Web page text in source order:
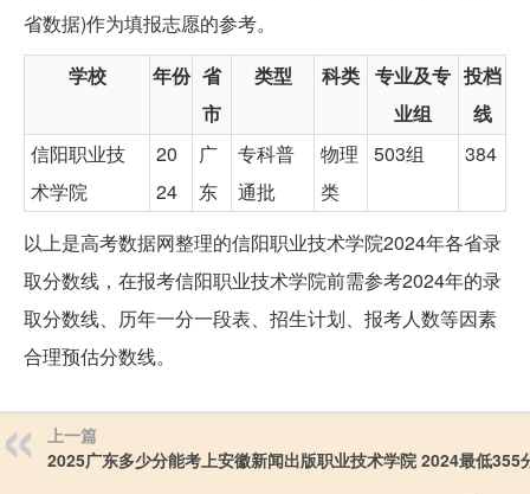
省数据)作为填报志愿的参考。
学校
年份 省
市
类型 科类 专业及专
业组
投档
线
信阳职业技
术学院
20
24
广
东
专科普
通批
物理
类
503组 384
以上是高考数据网整理的信阳职业技术学院2024年各省录
取分数线，在报考信阳职业技术学院前需参考2024年的录
取分数线、历年一分一段表、招生计划、报考人数等因素
合理预估分数线。
上一篇
2025广东多少分能考上安徽新闻出版职业技术学院 2024最低355